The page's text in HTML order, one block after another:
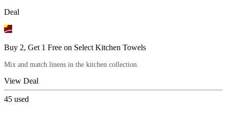
Deal
Buy 2, Get 1 Free on Select Kitchen Towels
Mix and match linens in the kitchen collection.
View Deal
45 used